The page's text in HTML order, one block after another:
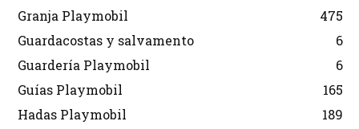
Granja Playmobil
475
Guardacostas y salvamento
6
Guardería Playmobil
6
Guías Playmobil
165
Hadas Playmobil
189